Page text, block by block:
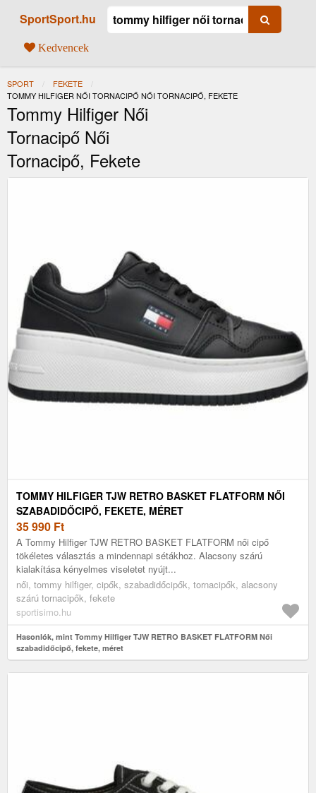
SportSport.hu
Kedvencek
SPORT
FEKETE
JELENLEGI:
TOMMY HILFIGER NŐI TORNACIPŐ NŐI TORNACIPŐ, FEKETE
Tommy Hilfiger Női
Tornacipő Női
Tornacipő, Fekete
TOMMY HILFIGER TJW RETRO BASKET FLATFORM NŐI
SZABADIDŐCIPŐ, FEKETE, MÉRET
35 990 Ft
A Tommy Hilfiger TJW RETRO BASKET FLATFORM női cipő
tökéletes választás a mindennapi sétákhoz. Alacsony szárú
kialakítása kényelmes viseletet nyújt...
női, tommy hilfiger, cipők, szabadidőcipők, tornacipők, alacsony
szárú tornacipők, fekete
sportisimo.hu
Hasonlók, mint Tommy Hilfiger TJW RETRO BASKET FLATFORM Női
szabadidőcipő, fekete, méret